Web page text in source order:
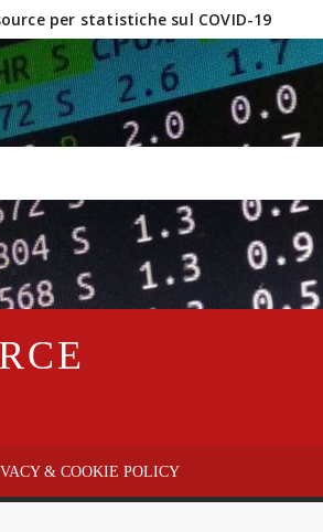
per statistiche sul COVID-19
e software OpenSource?
& COOKIE POLICY